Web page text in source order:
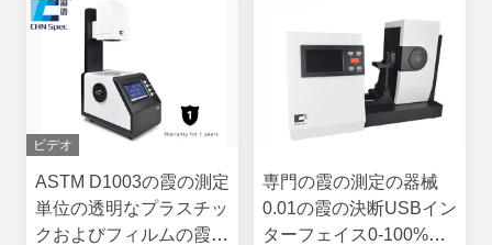
ビデオ
ASTM D1003の霞の測定
単位の透明なプラスチッ
クおよびフィルムの霞テ
専門の霞の測定の器械
0.01の霞の決断USBイン
ターフェイス0-100%霞